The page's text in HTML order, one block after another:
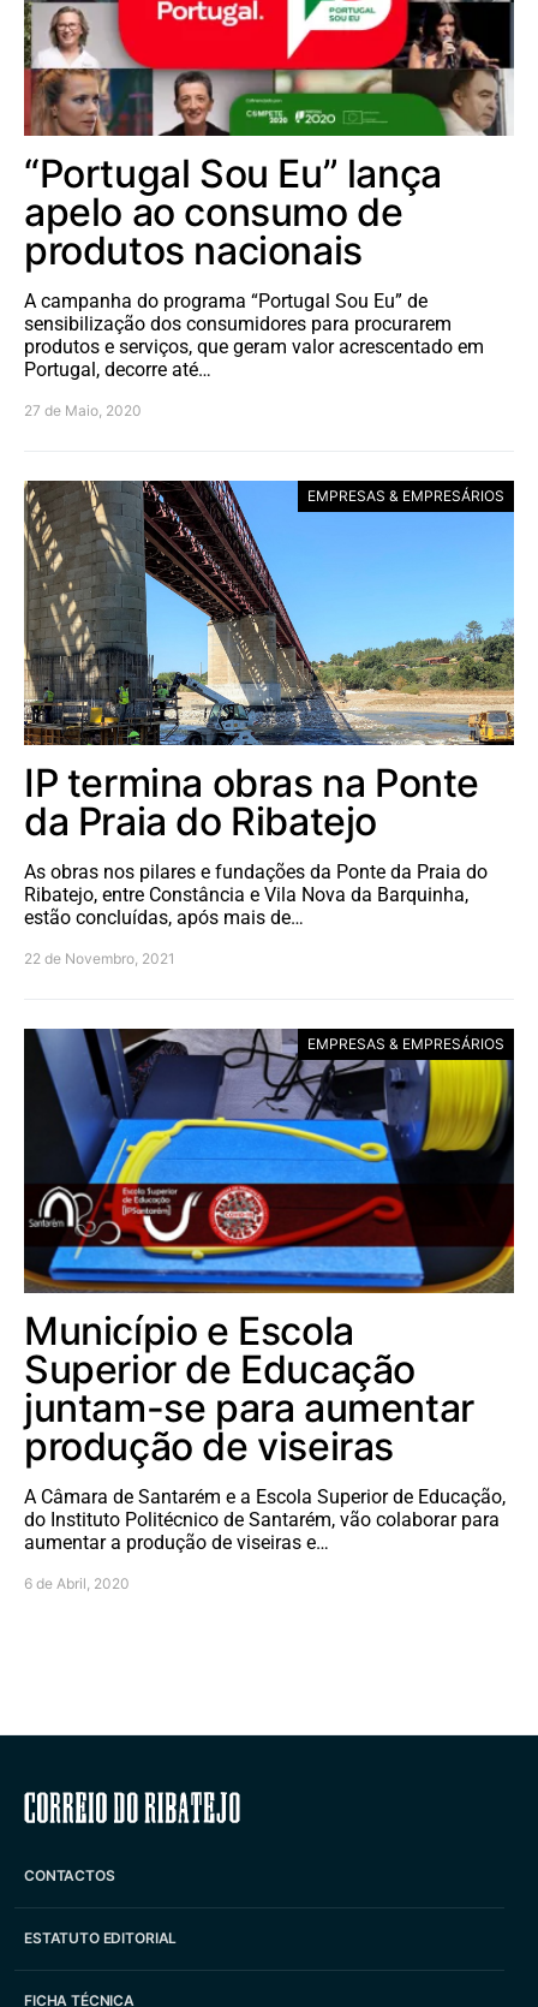
“Portugal Sou Eu” lança
apelo ao consumo de
produtos nacionais
A campanha do programa “Portugal Sou Eu” de
sensibilização dos consumidores para procurarem
produtos e serviços, que geram valor acrescentado em
Portugal, decorre até…
27 de Maio, 2020
EMPRESAS & EMPRESÁRIOS
IP termina obras na Ponte
da Praia do Ribatejo
As obras nos pilares e fundações da Ponte da Praia do
Ribatejo, entre Constância e Vila Nova da Barquinha,
estão concluídas, após mais de…
22 de Novembro, 2021
EMPRESAS & EMPRESÁRIOS
Município e Escola
Superior de Educação
juntam-se para aumentar
produção de viseiras
A Câmara de Santarém e a Escola Superior de Educação,
do Instituto Politécnico de Santarém, vão colaborar para
aumentar a produção de viseiras e…
6 de Abril, 2020
Correio do Ribatejo
CONTACTOS
ESTATUTO EDITORIAL
FICHA TÉCNICA